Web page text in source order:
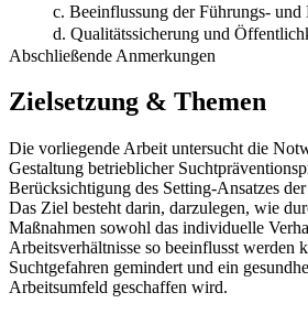
c. Beeinflussung der Führungs-
d. Qualitätssicherung und
Abschließende Anmerkungen
Zielsetzung & Themen
Die vorliegende Arbeit untersucht die
Gestaltung betrieblicher
Berücksichtigung des Setting-Ansatzes
Das Ziel besteht darin, darzulegen, wie
Maßnahmen sowohl das individuelle
Arbeitsverhältnisse so beeinflusst werden
Suchtgefahren gemindert und ein
Arbeitsumfeld geschaffen wird.